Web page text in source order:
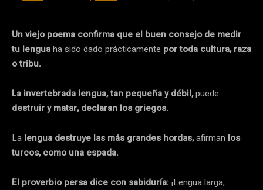
Un viejo poema confirma que el buen consejo de medir
tu lenguaha sido dado prácticamente por toda cultura, raza
o tribu.
La invertebrada lengua, tan pequeña y débil,puede
destruir y matar, declaran los griegos.
La lengua destruye las más grandes hordas,afirman los
turcos, como una espada.
El proverbio persa dice con sabiduría:¡Lengua larga,